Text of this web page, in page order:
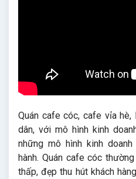
Quán cafe cóc, cafe vỉa
dân, với mô hình kinh
những mô hình kinh
hành. Quán cafe cóc
thấp, đẹp thu hút khách